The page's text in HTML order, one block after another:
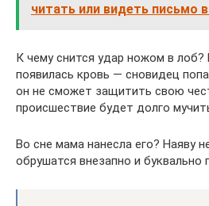
читать или видеть письмо
К чему снится удар ножом в лоб?
появилась кровь — сновидец
он не сможет защитить свою
происшествие будет долго
Во сне мама нанесла его? Наяву
обрушатся внезапно и буквально